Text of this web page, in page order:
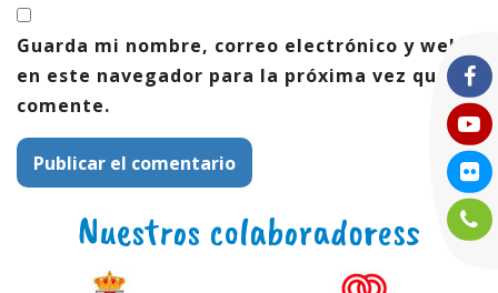
Guarda mi nombre, correo electrónico y web
en este navegador para la próxima vez que
comente.
Nuestros colaboradoress